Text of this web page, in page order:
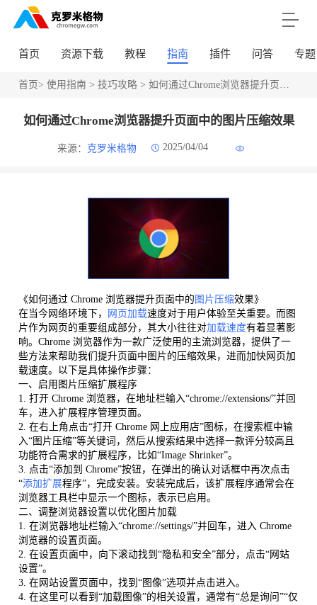
首页 资源下载 教程 指南 插件 问答 专题
首页> 使用指南 > 技巧攻略> 如何通过Chrome浏览器提升页面中的图片压缩效果
如何通过Chrome浏览器提升页面中的图片压缩效果
来源： 克罗米格物 2025/04/04
《如何通过 Chrome 浏览器提升页面中的 图片压缩效果》
在当今网络环境下，
网页加载速度对于用户体验至关重要。而图
片作为网页的重要组成部分，其大小往往对加载速度有着显著影
响。Chrome 浏览器作为一款广泛使用的主流浏览器，提供了一
些方法来帮助我们提升页面中图片的压缩效果，进而加快网页加
载速度。以下是具体操作步骤：
一、启用图片压缩扩展程序
1. 打开 Chrome 浏览器，在地址栏输入“chrome://extensions/”并回
车，进入扩展程序管理页面。
2. 在右上角点击“打开 Chrome 网上应用店”图标，在搜索框中输
入“图片压缩”等关键词，然后从搜索结果中选择一款评分较高且
功能符合需求的扩展程序，比如“Image Shrinker”。
3. 点击“添加到 Chrome”按钮，在弹出的确认对话框中再次点击
“添加扩展程序”，完成安装。安装完成后，该扩展程序通常会在
浏览器工具栏中显示一个图标，表示已启用。
二、调整浏览器设置以优化图片加载
1. 在浏览器地址栏输入“chrome://settings/”并回车，进入 Chrome
浏览器的设置页面。
2. 在设置页面中，向下滚动找到“隐私和安全”部分，点击“网站
设置”。
3. 在网站设置页面中，找到“图像”选项并点击进入。
4. 在这里可以看到“加载图像”的相关设置，通常有“总是询问”“仅